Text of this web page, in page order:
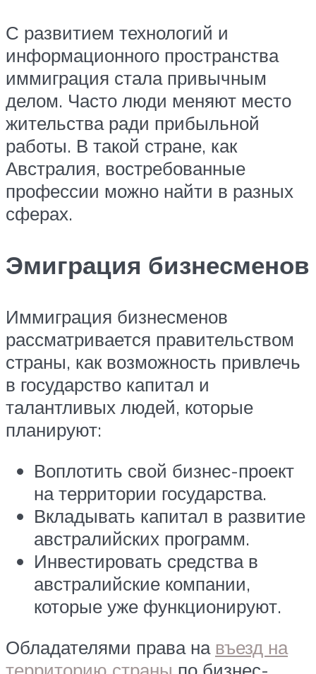
С развитием технологий и
информационного пространства
иммиграция стала привычным
делом. Часто люди меняют место
жительства ради прибыльной
работы. В такой стране, как
Австралия, востребованные
профессии можно найти в разных
сферах.
Эмиграция бизнесменов
Иммиграция бизнесменов
рассматривается правительством
страны, как возможность привлечь
в государство капитал и
талантливых людей, которые
планируют:
Воплотить свой бизнес-проект
на территории государства.
Вкладывать капитал в развитие
австралийских программ.
Инвестировать средства в
австралийские компании,
которые уже функционируют.
Обладателями права на въезд на
территорию страны по бизнес-